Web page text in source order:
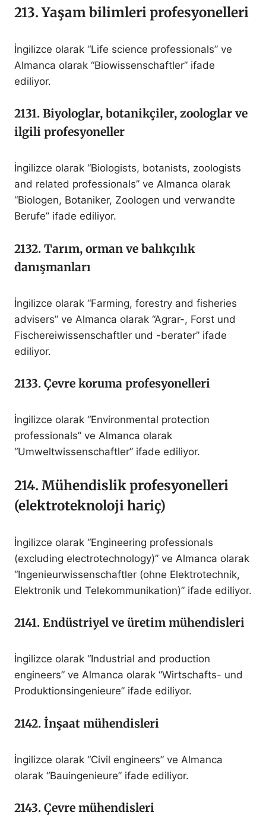
213. Yaşam bilimleri profesyonelleri
İngilizce olarak “Life science professionals” ve
Almanca olarak “Biowissenschaftler” ifade
ediliyor.
2131. Biyologlar, botanikçiler, zoologlar ve
ilgili profesyoneller
İngilizce olarak “Biologists, botanists, zoologists
and related professionals” ve Almanca olarak
“Biologen, Botaniker, Zoologen und verwandte
Berufe” ifade ediliyor.
2132. Tarım, orman ve balıkçılık
danışmanları
İngilizce olarak “Farming, forestry and fisheries
advisers” ve Almanca olarak “Agrar-, Forst und
Fischereiwissenschaftler und -berater” ifade
ediliyor.
2133. Çevre koruma profesyonelleri
İngilizce olarak “Environmental protection
professionals” ve Almanca olarak
“Umweltwissenschaftler” ifade ediliyor.
214. Mühendislik profesyonelleri
(elektroteknoloji hariç)
İngilizce olarak “Engineering professionals
(excluding electrotechnology)” ve Almanca olarak
“Ingenieurwissenschaftler (ohne Elektrotechnik,
Elektronik und Telekommunikation)” ifade ediliyor.
2141. Endüstriyel ve üretim mühendisleri
İngilizce olarak “Industrial and production
engineers” ve Almanca olarak “Wirtschafts- und
Produktionsingenieure” ifade ediliyor.
2142. İnşaat mühendisleri
İngilizce olarak “Civil engineers” ve Almanca
olarak “Bauingenieure” ifade ediliyor.
2143. Çevre mühendisleri